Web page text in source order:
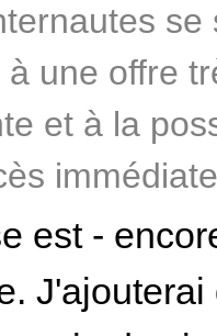
se
à une offre
et à la
est -
J'ajouterai